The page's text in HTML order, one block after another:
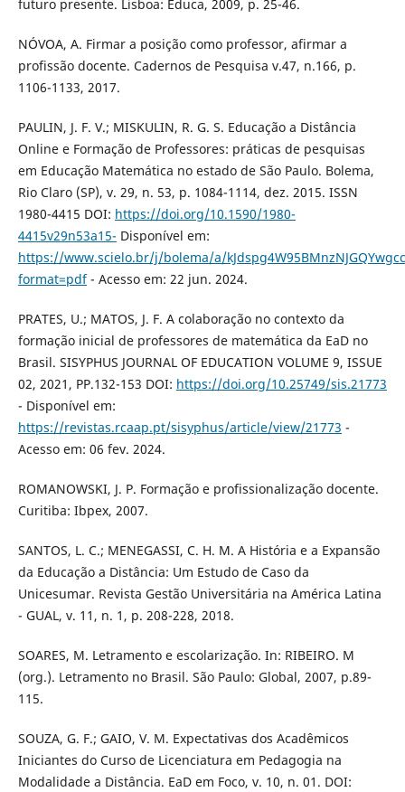
futuro presente. Lisboa: Educa, 2009, p. 25-46.
NÓVOA, A. Firmar a posição como professor, afirmar a
profissão docente. Cadernos de Pesquisa v.47, n.166, p.
1106-1133, 2017.
PAULIN, J. F. V.; MISKULIN, R. G. S. Educação a Distância
Online e Formação de Professores: práticas de pesquisas
em Educação Matemática no estado de São Paulo. Bolema,
Rio Claro (SP), v. 29, n. 53, p. 1084-1114, dez. 2015. ISSN
1980-4415 DOI: https://doi.org/10.1590/1980-
4415v29n53a15- Disponível em:
https://www.scielo.br/j/bolema/a/
format=pdf- Acesso em: 22 jun. 2024.
PRATES, U.; MATOS, J. F. A colaboração no contexto da
formação inicial de professores de matemática da EaD no
Brasil. SISYPHUS JOURNAL OF EDUCATION VOLUME 9, ISSUE
02, 2021, PP.132-153 DOI: https://doi.org/10.25749/sis.21773
- Disponível em:
https://revistas.rcaap.pt/sisyphus/article/view/21773 -
Acesso em: 06 fev. 2024.
ROMANOWSKI, J. P. Formação e profissionalização docente.
Curitiba: Ibpex, 2007.
SANTOS, L. C.; MENEGASSI, C. H. M. A História e a Expansão
da Educação a Distância: Um Estudo de Caso da
Unicesumar. Revista Gestão Universitária na América Latina
- GUAL, v. 11, n. 1, p. 208-228, 2018.
SOARES, M. Letramento e escolarização. In: RIBEIRO. M
(org.). Letramento no Brasil. São Paulo: Global, 2007, p.89-
115.
SOUZA, G. F.; GAIO, V. M. Expectativas dos Acadêmicos
Iniciantes do Curso de Licenciatura em Pedagogia na
Modalidade a Distância. EaD em Foco, v. 10, n. 01. DOI: